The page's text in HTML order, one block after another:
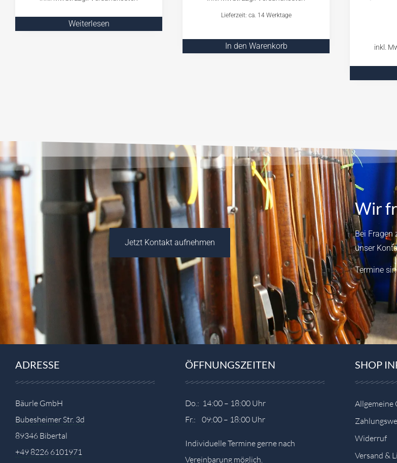
Weiterlesen
Lieferzeit: ca. 14 Werktage
In den Warenkorb
Jetzt Kontakt aufnehmen
Wir
Bei Fragen
unser
Termine
ADRESSE
Bäurle GmbH
Bubesheimer Str. 3d
89346 Bibertal
+49 8226 6101971
ÖFFNUNGSZEITEN
Do.: 14:00 – 18:00 Uhr
Fr.: 09:00 – 18:00 Uhr
Individuelle Termine gerne nach
Vereinbarung möglich.
SHOP
Allgemeine
Widerruf
Versand &